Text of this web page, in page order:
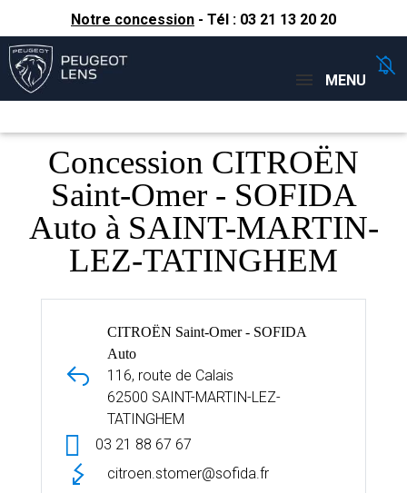
Notre concession - Tél : 03 21 13 20 20
Concessions
MENU
Concession CITROËN
Saint-Omer - SOFIDA
Auto à SAINT-MARTIN-
LEZ-TATINGHEM
CITROËN Saint-Omer - SOFIDA
Auto
116, route de Calais
62500 SAINT-MARTIN-LEZ-
TATINGHEM
03 21 88 67 67
citroen.stomer@sofida.fr